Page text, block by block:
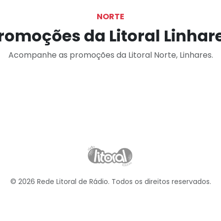
NORTE
da Litoral
Acompanhe as promoções da Litoral Norte, Linhares.
© 2026 Rede Litoral de Rádio. Todos os direitos reservados.